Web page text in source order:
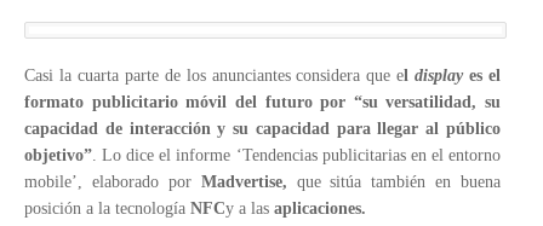
Casi la cuarta parte de los anunciantes considera que eldisplayes el
formato publicitario móvil del futuro por “su versatilidad, su
capacidad de interacción y su capacidad para llegar al público
objetivo”. Lo dice el informe ‘Tendencias publicitarias en el entorno
mobile’, elaborado por Madvertise, que sitúa también en buena
posición a la tecnología NFCy a las aplicaciones.